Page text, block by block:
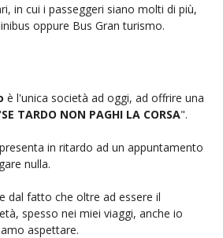
in cui i passeggeri siano molti di più,
oppure Bus Gran turismo.
è l'unica società ad oggi, ad offrire una
SE TARDO NON PAGHI LA CORSA".
in ritardo ad un appuntamento
nulla.
dal fatto che oltre ad essere il
spesso nei miei viaggi, anche io
aspettare.